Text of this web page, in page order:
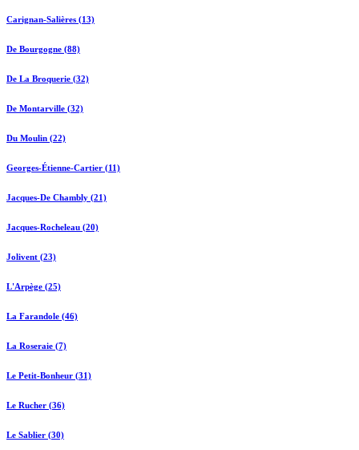
Carignan-Salières (13)
De Bourgogne (88)
De La Broquerie (32)
De Montarville (32)
Du Moulin (22)
Georges-Étienne-Cartier (11)
Jacques-De Chambly (21)
Jacques-Rocheleau (20)
Jolivent (23)
L'Arpège (25)
La Farandole (46)
La Roseraie (7)
Le Petit-Bonheur (31)
Le Rucher (36)
Le Sablier (30)